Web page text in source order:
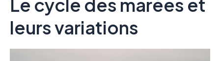
Le cycle des marées et
leurs variations